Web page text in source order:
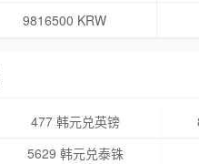
9816500 KRW
477 韩元兑英镑
5629 韩元兑泰铢